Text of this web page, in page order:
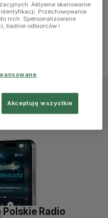
Radio
Aktywne skanowanie
Przechowywanie
nich. Spersonalizowane
badnie odbiorców i
Akceptuję wszystkie